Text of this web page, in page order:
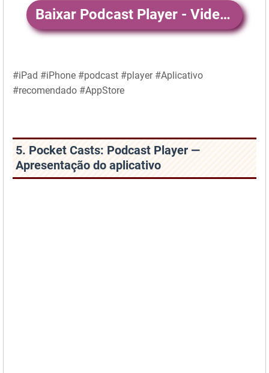
Baixar Podcast Player - Video & RSS
#iPad #iPhone #podcast #player #Aplicativo
#recomendado #AppStore
5. Pocket Casts: Podcast Player —
Apresentação do aplicativo